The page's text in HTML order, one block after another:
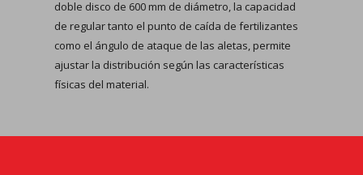
doble disco de 600 mm de diámetro, la capacidad
de regular tanto el punto de caída de fertilizantes
como el ángulo de ataque de las aletas, permite
ajustar la distribución según las características
físicas del material.